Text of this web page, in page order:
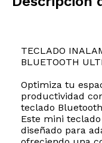
TECLADO
BLUETOOTH
Optimiza tu
productividad
teclado
Este mini
diseñado para